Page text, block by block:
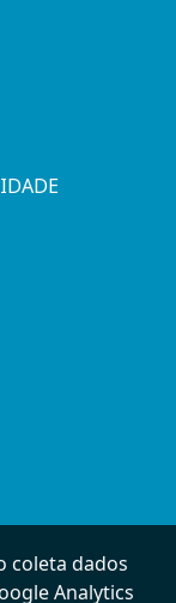
coleta dados
Analytics